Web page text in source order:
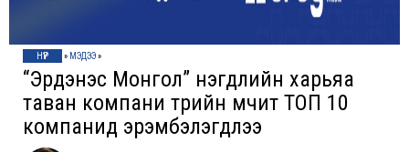
НҮҮР » МЭДЭЭ»
“Эрдэнэс Монгол” нэгдлийн харьяа
таван компани төрийн өмчит ТОП 10
компанид эрэмбэлэгдлээ